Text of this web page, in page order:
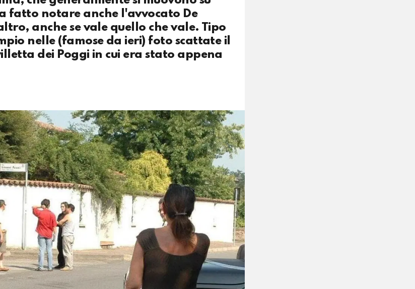
fatto notare anche l'avvocato De
anche se vale quello che vale. Tipo
nelle (famose da ieri) foto scattate il
dei Poggi in cui era stato appena